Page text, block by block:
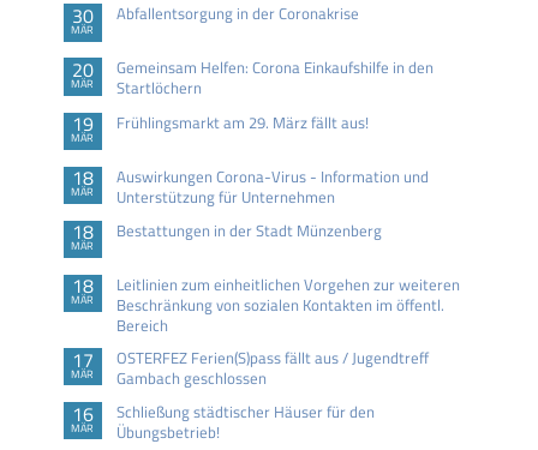
30
MÄR
Abfallentsorgung in der Coronakrise
20
MÄR
Gemeinsam Helfen: Corona Einkaufshilfe in den
Startlöchern
19
MÄR
Frühlingsmarkt am 29. März fällt aus!
18
MÄR
Auswirkungen Corona-Virus - Information und
Unterstützung für Unternehmen
18
MÄR
Bestattungen in der Stadt Münzenberg
18
MÄR
Leitlinien zum einheitlichen Vorgehen zur weiteren
Beschränkung von sozialen Kontakten im öffentl.
Bereich
17
MÄR
OSTERFEZ Ferien(S)pass fällt aus / Jugendtreff
Gambach geschlossen
16
MÄR
Schließung städtischer Häuser für den
Übungsbetrieb!